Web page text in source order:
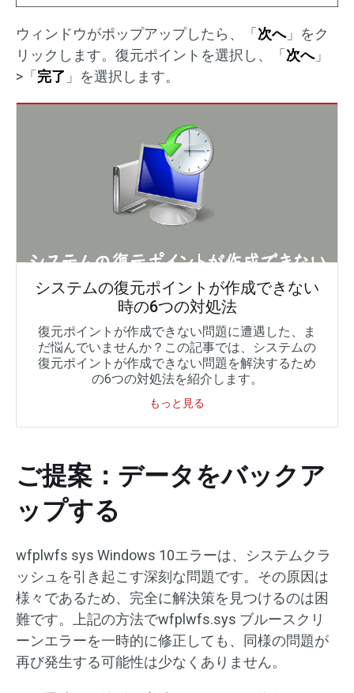
ウィンドウがポップアップしたら、「 次へ」をク
リックします。復元ポイントを選択し、「 次へ」
>「 完了 」を選択します。
システムの復元ポイントが作成できない
時の6つの対処法
復元ポイントが作成できない問題に遭遇した、ま
だ悩んでいませんか？この記事では、システムの
復元ポイントが作成できない問題を解決するため
の6つの対処法を紹介します。
もっと見る
ご提案：データをバックア
ップする
wfplwfs sys Windows 10エラーは、システムクラ
ッシュを引き起こす深刻な問題です。その原因は
様々であるため、完全に解決策を見つけるのは困
難です。上記の方法でwfplwfs.sys ブルースクリ
ーンエラーを一時的に修正しても、同様の問題が
再び発生する可能性は少なくありません。